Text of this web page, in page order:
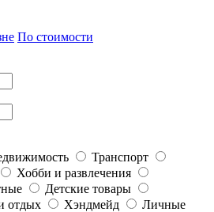
По стоимости
Транспорт
Хобби и развлечения
Детские товары
отдых Хэндмейд
Личные